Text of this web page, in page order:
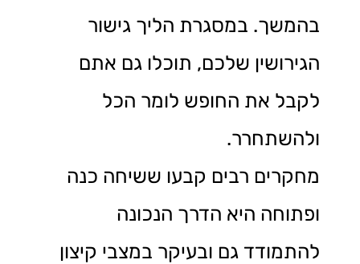
בהמשך. במסגרת הליך גישור
הגירושין שלכם, תוכלו גם אתם
לקבל את החופש לומר הכל
ולהשתחרר.
מחקרים רבים קבעו ששיחה כנה
ופתוחה היא הדרך הנכונה
להתמודד גם ובעיקר במצבי קיצון